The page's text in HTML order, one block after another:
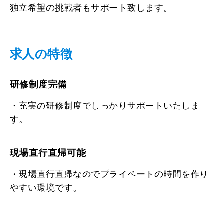
独立希望の挑戦者もサポート致します。
求人の特徴
研修制度完備
・充実の研修制度でしっかりサポートいたしま
す。
現場直行直帰可能
・現場直行直帰なのでプライベートの時間を作り
やすい環境です。